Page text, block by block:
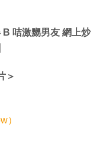
B 咭激嬲男友 網上炒
＞
）